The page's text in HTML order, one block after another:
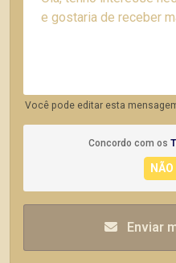
Você pode editar esta
Concordo com os
Enviar